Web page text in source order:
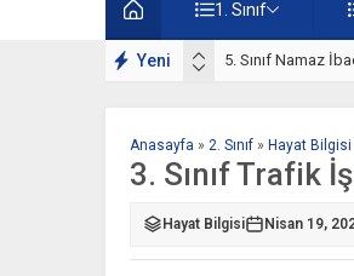
1. Sınıf
Yeni 5. Sınıf Namaz
Anasayfa » 2. Sınıf » Hayat Bilgisi
3. Sınıf Trafik
Hayat Bilgisi Nisan 19,